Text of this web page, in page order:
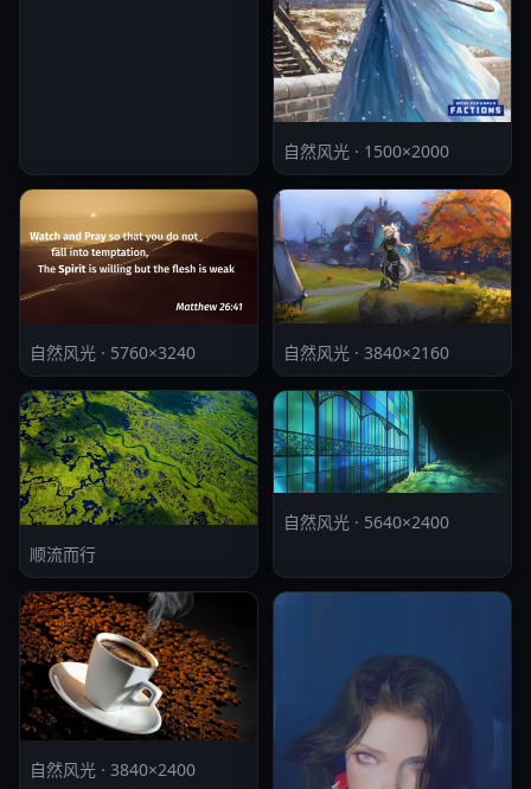
自然风光 · 1500×2000
自然风光 · 5760×3240 自然风光 · 3840×2160
顺流而行
自然风光 · 5640×2400
自然风光 · 3840×2400